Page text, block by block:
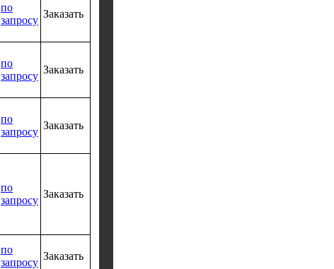
по
запросу
Заказать
по
запросу
Заказать
по
запросу
Заказать
по
запросу
Заказать
по
запросу
Заказать